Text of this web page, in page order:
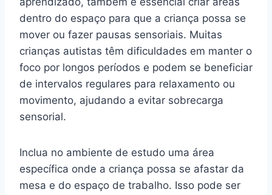
dentro do espaço para que a criança possa se
mover ou fazer pausas sensoriais. Muitas
crianças autistas têm dificuldades em manter o
foco por longos períodos e podem se beneficiar
de intervalos regulares para relaxamento ou
movimento, ajudando a evitar sobrecarga
sensorial.
Inclua no ambiente de estudo uma área
específica onde a criança possa se afastar da
mesa e do espaço de trabalho. Isso pode ser